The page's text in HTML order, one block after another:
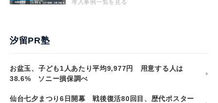
導入事例一覧を見る
汐留PR塾
お盆玉、子ども1人あたり平均9,977円 用意する人は
38.6% ソニー損保調べ
仙台七夕まつり6日開幕 戦後復活80回目、歴代ポスター